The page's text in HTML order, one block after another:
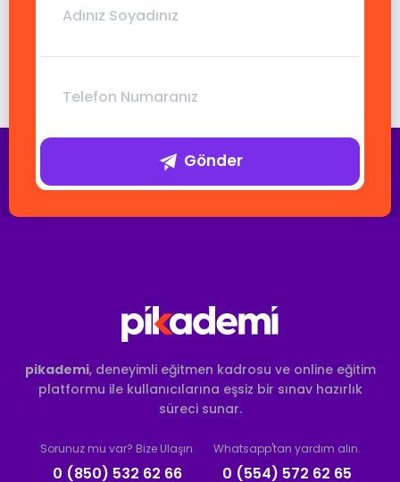
Gönder
pikademi, deneyimli eğitmen kadrosu ve online eğitim
platformu ile kullanıcılarına eşsiz bir sınav hazırlık
süreci sunar.
Sorunuz mu var? Bize Ulaşın.
0 (850) 532 62 66
Whatsapp'tan yardım alın.
0 (554) 572 62 65